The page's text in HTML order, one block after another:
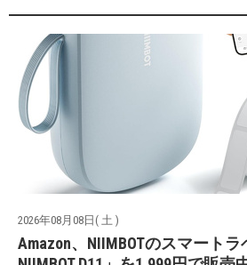
2026年08月08日( 土 )
Amazon、NIIMBOTのスマート